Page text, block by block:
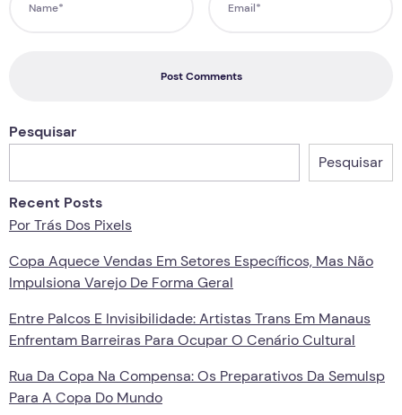
Post Comments
Pesquisar
Pesquisar
Recent Posts
Por Trás Dos Pixels
Copa Aquece Vendas Em Setores Específicos, Mas Não
Impulsiona Varejo De Forma Geral
Entre Palcos E Invisibilidade: Artistas Trans Em Manaus
Enfrentam Barreiras Para Ocupar O Cenário Cultural
Rua Da Copa Na Compensa: Os Preparativos Da Semulsp
Para A Copa Do Mundo